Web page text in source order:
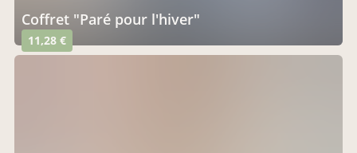
Coffret "Paré pour l'hiver"
11,28 €